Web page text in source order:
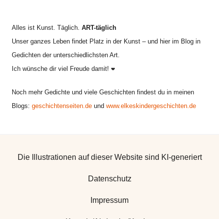
Alles ist Kunst. Täglich. ART-täglich
Unser ganzes Leben findet Platz in der Kunst – und hier im Blog in
Gedichten der unterschiedlichsten Art.
Ich wünsche dir viel Freude damit! ❤
Noch mehr Gedichte und viele Geschichten findest du in meinen
Blogs: geschichtenseiten.de und www.elkeskindergeschichten.de
Die Illustrationen auf dieser Website sind KI-generiert
Datenschutz
Impressum